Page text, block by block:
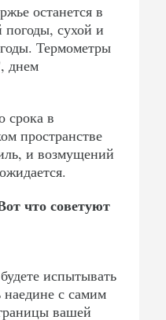
останется в
погоды, сухой и
Термометры
, днем
срока в
пространстве
и возмущений
что советуют
испытывать
с самим
вашей